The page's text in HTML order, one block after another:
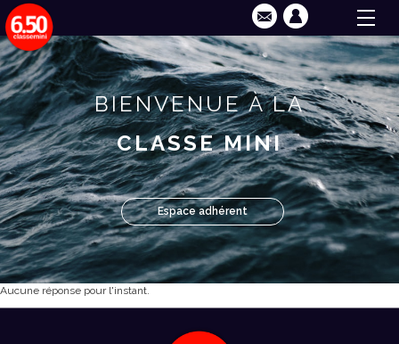
BIENVENUE À LA
CLASSE MINI
Espace adhérent
Aucune réponse pour l'instant.